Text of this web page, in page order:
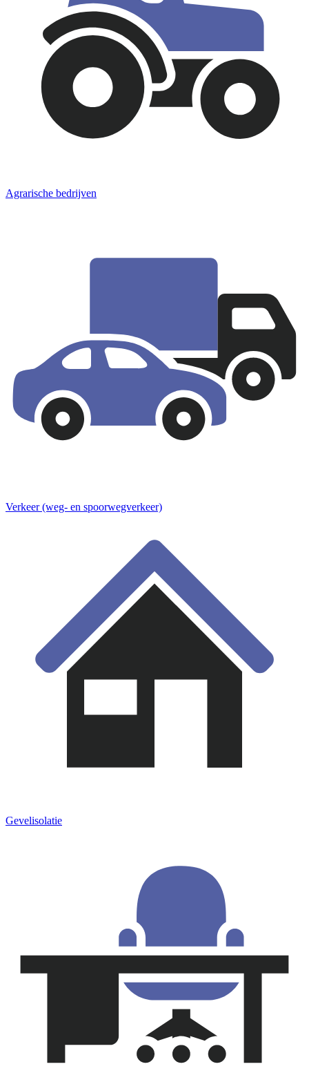
Agrarische bedrijven
Verkeer (weg- en spoorwegverkeer)
Gevelisolatie